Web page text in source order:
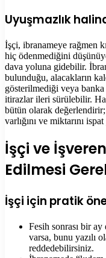
Uyuşmazlık
İşçi, ibranameye rağmen
hiç ödenmediğini
dava yoluna gidebilir.
bulunduğu, alacakların
gösterilmediği veya banka
itirazlar ileri sürülebilir.
bütün olarak değerlendirir;
varlığını ve miktarını
İşçi ve
Edilmesi
İşçi için pratik
Fesih sonrası bir
varsa, bunu yazılı
reddedebilirsiniz.